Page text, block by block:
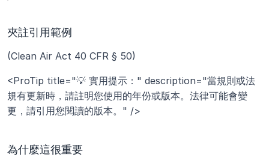
夾註引用範例
(Clean Air Act 40 CFR § 50)
<ProTip title="💡 實用提示：" description="當規則或法
規有更新時，請註明您使用的年份或版本。法律可能會變
更，請引用您閱讀的版本。" />
為什麼這很重要